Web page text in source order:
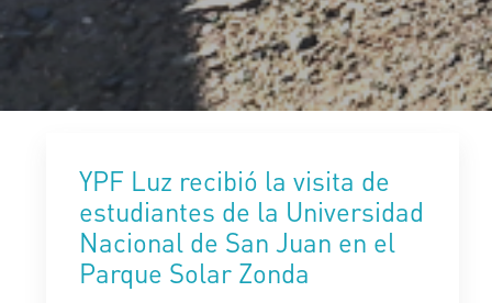
YPF Luz recibió la visita de
estudiantes de la Universidad
Nacional de San Juan en el
Parque Solar Zonda